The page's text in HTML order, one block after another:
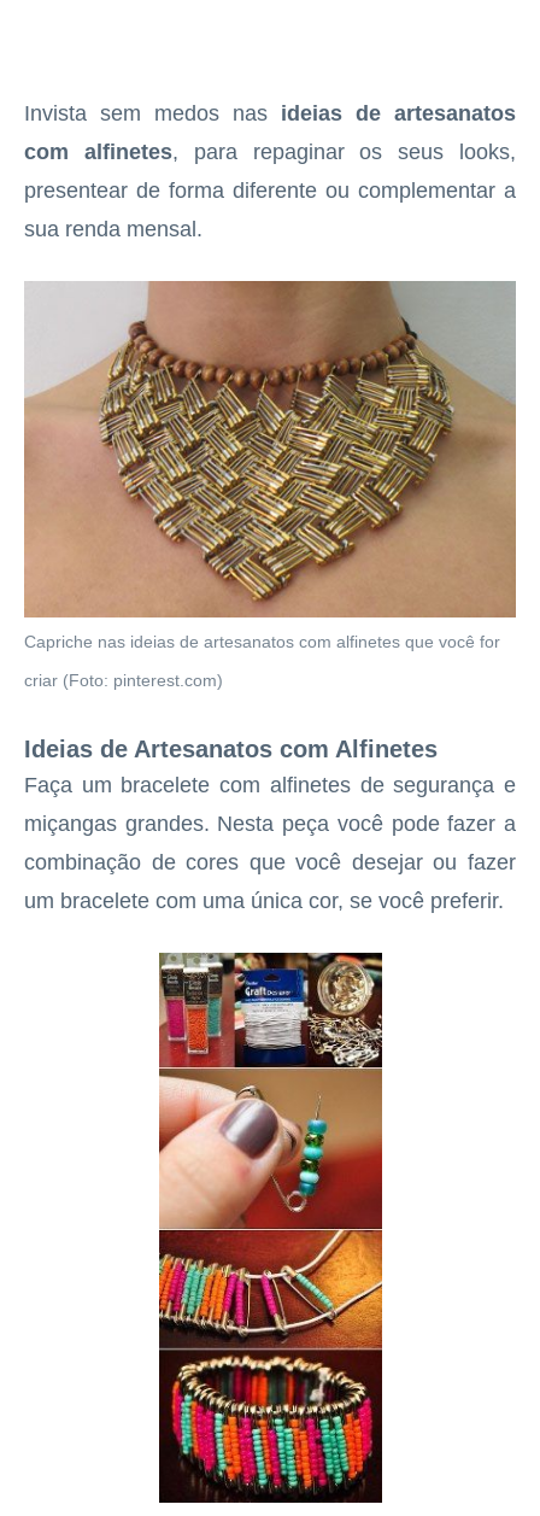
Invista sem medos nas ideias de artesanatos
com alfinetes, para repaginar os seus looks,
presentear de forma diferente ou complementar a
sua renda mensal.
Capriche nas ideias de artesanatos com alfinetes que você for
criar (Foto: pinterest.com)
Ideias de Artesanatos com Alfinetes
Faça um bracelete com alfinetes de segurança e
miçangas grandes. Nesta peça você pode fazer a
combinação de cores que você desejar ou fazer
um bracelete com uma única cor, se você preferir.